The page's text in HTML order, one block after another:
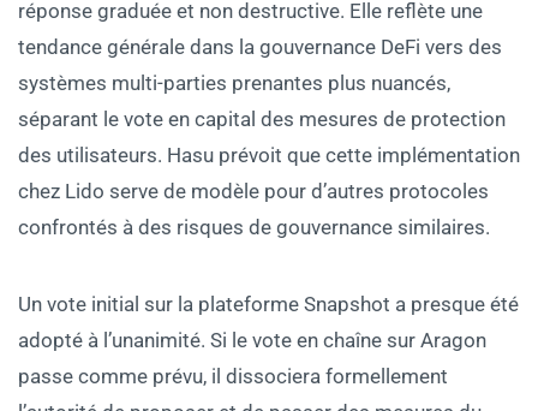
réponse graduée et non destructive. Elle reflète une
tendance générale dans la gouvernance DeFi vers des
systèmes multi-parties prenantes plus nuancés,
séparant le vote en capital des mesures de protection
des utilisateurs. Hasu prévoit que cette implémentation
chez Lido serve de modèle pour d’autres protocoles
confrontés à des risques de gouvernance similaires.
Un vote initial sur la plateforme Snapshot a presque été
adopté à l’unanimité. Si le vote en chaîne sur Aragon
passe comme prévu, il dissociera formellement